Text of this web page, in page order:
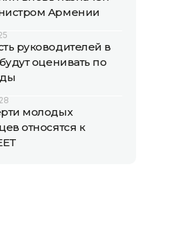
Армении
руководителей в
оценивать по
молодых
относятся к